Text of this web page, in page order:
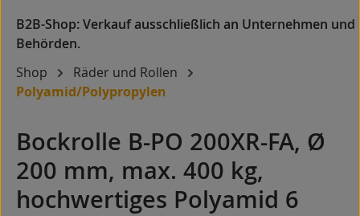
Shop
Räder und Rollen
Polyamid/Polypropylen
Bockrolle B-PO 200XR-FA, Ø
200 mm, max. 400 kg,
hochwertiges Polyamid 6